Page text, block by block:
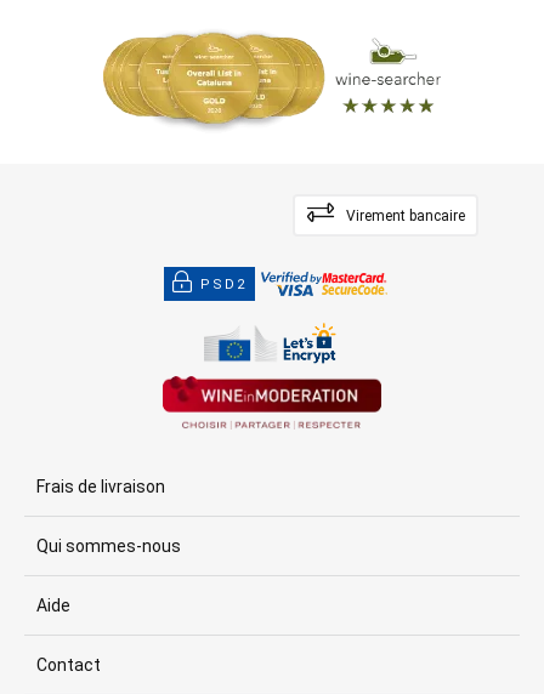
Virement bancaire
PSD2
Frais de livraison
Qui sommes-nous
Aide
Contact